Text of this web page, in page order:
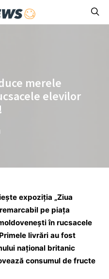
merele
elevilor
expoziția „Ziua
pe piața
în rucsacele
livrări au fost
național britanic
consumul de fructe